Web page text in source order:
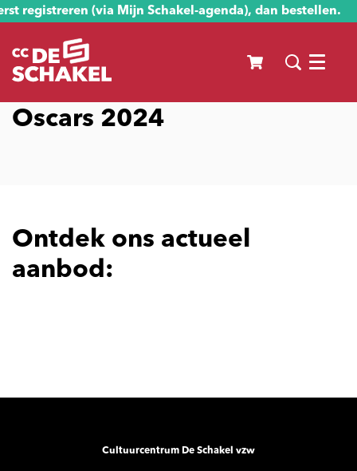
registreren (via Mijn Schakel-agenda), dan bestellen.
Menu
Oscars 2024
Ontdek ons actueel
aanbod:
Cultuurcentrum De Schakel vzw